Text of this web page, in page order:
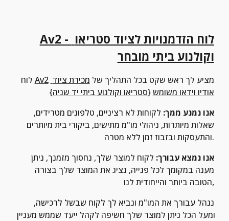
Av2 - לוח הזדמנויות לציוד סטריאו
וקולנוע ביתי מובחר
Av2 מציע לך ראש שקט בכל התהליך של
אודיו וידאו משומש {סטריאו וקולנוע ביתי יד שניה}
אנו נמנע ממך:
והתעסקות ובזבוז זמן ללא מטרה.
אנו נמצא עבורך:
הטובה ביותר והייחודית לנו,
ומעל הכל ניתן למוצר שלך חשיפה לקהל ייעד שממש מעניין